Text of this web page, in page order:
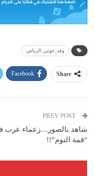
وفد_حوثي_الرياض
Share
Facebook
شاهد بالصور…زعماء عرب
“قمة النوم”!!